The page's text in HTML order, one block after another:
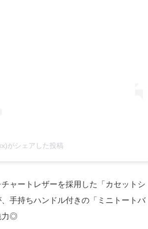
がシェアした投稿
ャートレザーを採用した「カセットシ
手持ちハンドル付きの「ミニトートバ
力◎